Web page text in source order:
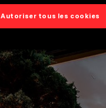
Autoriser tous les cookies